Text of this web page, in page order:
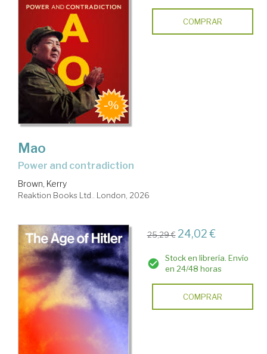
COMPRAR
Mao
power and contradiction
Brown, Kerry
Reaktion Books Ltd.. London, 2026
25,29 € 24,02 €
Stock en librería. Envío
en 24/48 horas
COMPRAR